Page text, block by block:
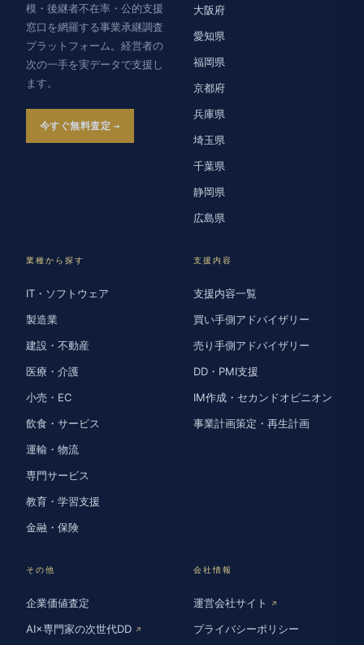
模・後継者不在率・公的支援
窓口を網羅する事業承継調査
プラットフォーム。経営者の
次の一手を実データで支援し
ます。
今すぐ無料査定
大阪府
愛知県
福岡県
京都府
兵庫県
埼玉県
千葉県
静岡県
広島県
業種から探す
IT・ソフトウェア
製造業
建設・不動産
医療・介護
小売・EC
飲食・サービス
運輸・物流
専門サービス
教育・学習支援
金融・保険
支援内容
支援内容一覧
買い手側アドバイザリー
売り手側アドバイザリー
DD・PMI支援
IM作成・セカンドオピニオン
事業計画策定・再生計画
その他
企業価値査定
AI×専門家の次世代DD ↗
会社情報
運営会社サイト ↗
プライバシーポリシー